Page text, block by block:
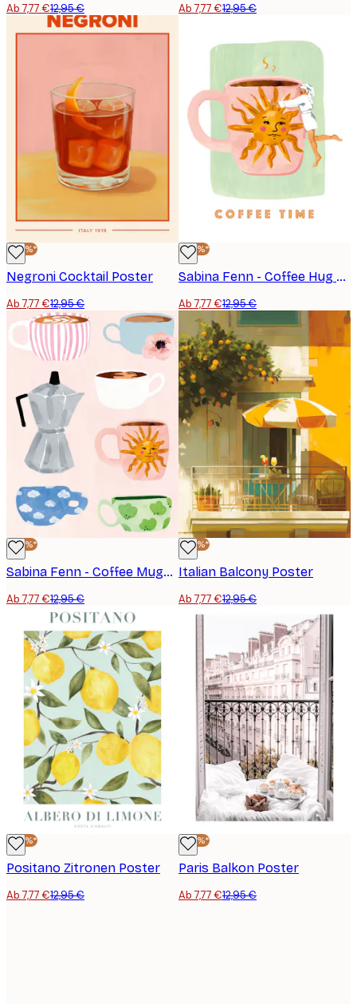
Ab 7,77 €12,95 € Ab 7,77 €12,95 €
-40%*
Negroni Cocktail Poster
Ab 7,77 €12,95 €
-40%*
Sabina Fenn - Coffee Hug Poster
Ab 7,77 €12,95 €
-40%*
Sabina Fenn - Coffee Mugs Poster
Ab 7,77 €12,95 €
-40%*
Italian Balcony Poster
Ab 7,77 €12,95 €
-40%*
Positano Zitronen Poster
Ab 7,77 €12,95 €
-40%*
Paris Balkon Poster
Ab 7,77 €12,95 €